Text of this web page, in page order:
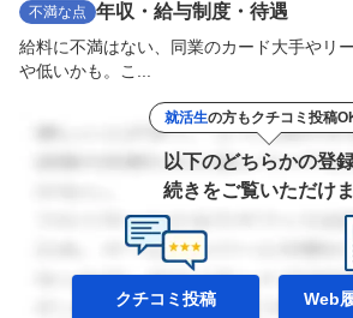
不満な点 年収・給与制度・待遇
給料に不満はない、同業のカード大手やリ
や低いかも。こ...
就活生の方もクチコミ投稿
以下のどちらかの登
続きをご覧いただけ
クチコミ投稿 Web